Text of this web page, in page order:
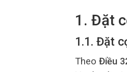
1. Đặt
1.1. Đặt
Theo Điều